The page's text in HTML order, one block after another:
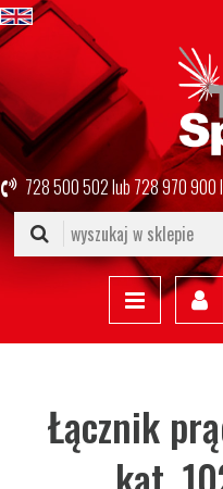
728 500 502lub728 970 900
Łącznik